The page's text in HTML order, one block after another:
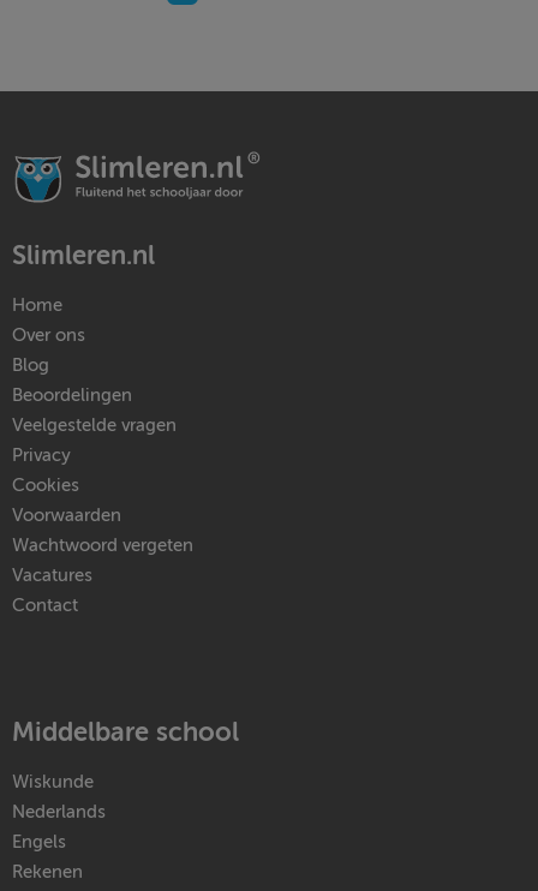
Slimleren.nl
Home
Over ons
Blog
Beoordelingen
Veelgestelde vragen
Privacy
Cookies
Voorwaarden
Wachtwoord vergeten
Vacatures
Contact
Middelbare school
Wiskunde
Nederlands
Engels
Rekenen